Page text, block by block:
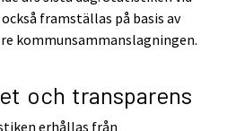
framställas på basis av
kommunsammanslagningen.
och transparens
erhållas från